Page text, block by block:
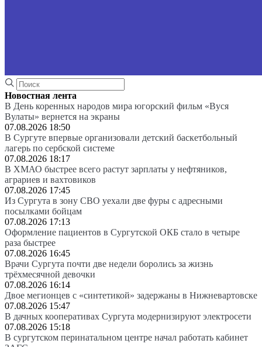
Новостная лента
В День коренных народов мира югорский фильм «Вуся
Вулаты» вернется на экраны
07.08.2026 18:50
В Сургуте впервые организовали детский баскетбольный
лагерь по сербской системе
07.08.2026 18:17
В ХМАО быстрее всего растут зарплаты у нефтяников,
аграриев и вахтовиков
07.08.2026 17:45
Из Сургута в зону СВО уехали две фуры с адресными
посылками бойцам
07.08.2026 17:13
Оформление пациентов в Сургутской ОКБ стало в четыре
раза быстрее
07.08.2026 16:45
Врачи Сургута почти две недели боролись за жизнь
трёхмесячной девочки
07.08.2026 16:14
Двое мегионцев с «синтетикой» задержаны в Нижневартовске
07.08.2026 15:47
В дачных кооперативах Сургута модернизируют электросети
07.08.2026 15:18
В сургутском перинатальном центре начал работать кабинет